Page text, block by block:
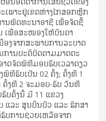
ເພາະຢູ່ເຂດຫ່າງໄກສອກຫຼີກ
ນພັດທະນາອາຊີ ເພື່ອຈັດຊື້
ເພື່ອສະໜອງໃຫ້ບັນດາ
ງຈາກສະພາບການລະບາດ
ນການປະຕິບັດຕາມມາດຕະ
າດຈັດພິທີມອບຮັບເວລາດຽວ
ພິທີຮັບເປັນ 02 ຄັ້ງ; ຄັ້ງທີ 1
ງທີ 2 ຈະມອບ-ຮັບ ວັນທີ
ບຄັ້ງນີ້ ມີ 11 ແຂວງ
ແລະ ສູນປິ່ນປົວ ແລະ ຮັກສາ
ບການຊ່ວຍເຫລືອຈາກ